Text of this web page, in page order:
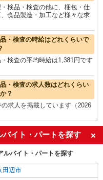
検品・検査の他に、梱包・仕
食品製造・加工など様々な求
・検査の時給はどれくらいで
検査の平均時給は1,381円です
・検査の求人数はどれくらい
？
求人を掲載しています（2026
バイト・パートを探す
ルバイト・パートを探す
田辺市